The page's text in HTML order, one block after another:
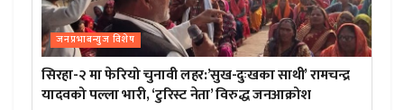
जनप्रभाबन्युज विशेष
सिरहा-२ मा फेरियो चुनावी लहर:’सुख-दुःखका साथी’ रामचन्द्र
यादवको पल्ला भारी, ‘टुरिस्ट नेता’ विरुद्ध जनआक्रोश